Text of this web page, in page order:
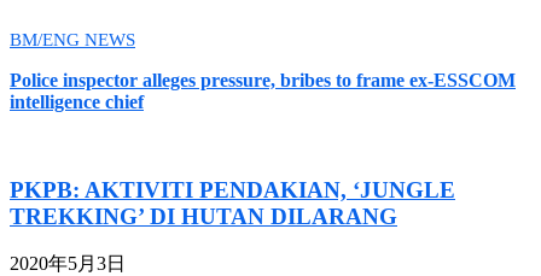
BM/ENG NEWS
Police inspector alleges pressure, bribes to frame ex-ESSCOM
intelligence chief
PKPB: AKTIVITI PENDAKIAN, ‘JUNGLE
TREKKING’ DI HUTAN DILARANG
2020年5月3日